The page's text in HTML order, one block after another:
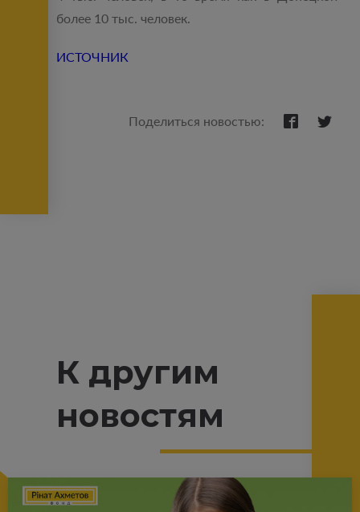
более 10 тыс. человек.
ИСТОЧНИК
Поделиться новостью:
К другим
новостям